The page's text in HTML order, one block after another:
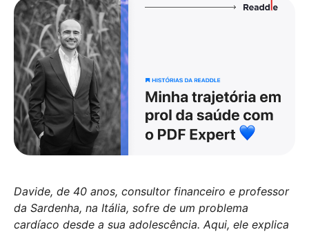
Davide, de 40 anos, consultor financeiro e professor
da Sardenha, na Itália, sofre de um problema
cardíaco desde a sua adolescência. Aqui, ele explica